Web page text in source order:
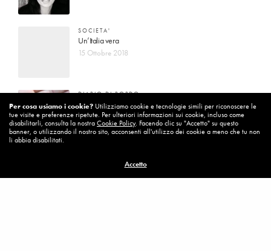
SOCIETA'
Un’Italia vera
15 Ottobre 2018
DIARIO DI BORDO
La vita vince sempre
8 Ottobre 2018
Per cambiare ci vuole coraggio
8 Ottobre 2018
Per cosa usiamo i cookie? Utilizziamo cookie e tecnologie simili per riconoscere le
tue visite e preferenze ripetute. Per ulteriori informazioni sui cookie, incluso come
disabilitarli, consulta la nostraCookie Policy. Facendo clic su "Accetto" su questo
banner, o utilizzando il nostro sito, acconsenti all'utilizzo dei cookie a meno che tu non
li abbia disabilitati.
Accetto